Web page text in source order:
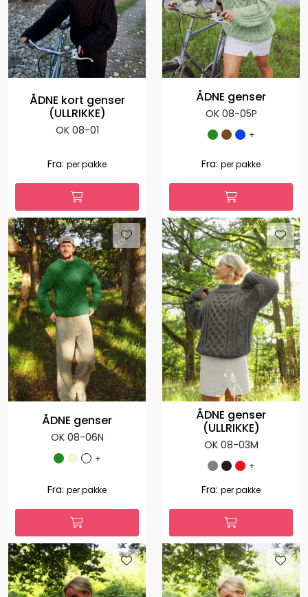
ÅDNE kort genser
(ULLRIKKE)
1.199,00
pakke
ÅDNE genser
OK 08-05P
1.127,00
OK 08-06N
+
1.035,00
ÅDNE genser
OK 08-03M
+
1.308,00
392,40
pakke